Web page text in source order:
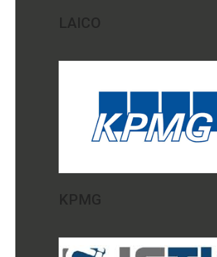
LAICO
KPMG